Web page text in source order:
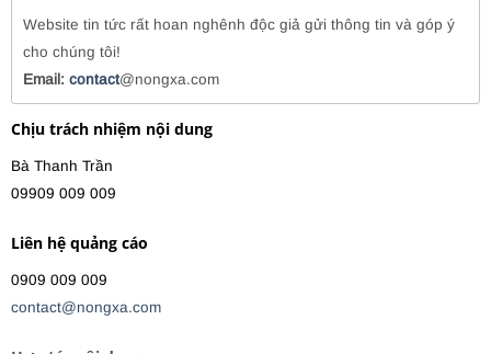
Website tin tức rất hoan nghênh độc giả gửi thông tin và góp ý
cho chúng tôi!
Email: contact@nongxa.com
Chịu trách nhiệm nội dung
Bà Thanh Trần
09909 009 009
Liên hệ quảng cáo
0909 009 009
contact@nongxa.com